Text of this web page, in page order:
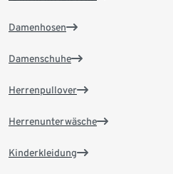
Damenhosen
Damenschuhe
Herrenpullover
Herrenunterwäsche
Kinderkleidung